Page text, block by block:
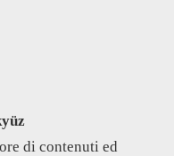
di contenuti ed